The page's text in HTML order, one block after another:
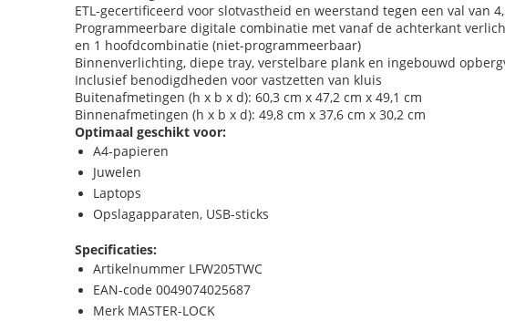
ETL-gecertificeerd voor slotvastheid en weerstand tegen een val van
Programmeerbare digitale combinatie met vanaf de achterkant
en 1 hoofdcombinatie (niet-programmeerbaar)
Binnenverlichting, diepe tray, verstelbare plank en ingebouwd
Inclusief benodigdheden voor vastzetten van kluis
Buitenafmetingen (h x b x d): 60,3 cm x 47,2 cm x 49,1 cm
Binnenafmetingen (h x b x d): 49,8 cm x 37,6 cm x 30,2 cm
Optimaal geschikt voor:
A4-papieren
Juwelen
Laptops
Opslagapparaten, USB-sticks
Specificaties:
Artikelnummer LFW205TWC
EAN-code 0049074025687
Merk MASTER-LOCK